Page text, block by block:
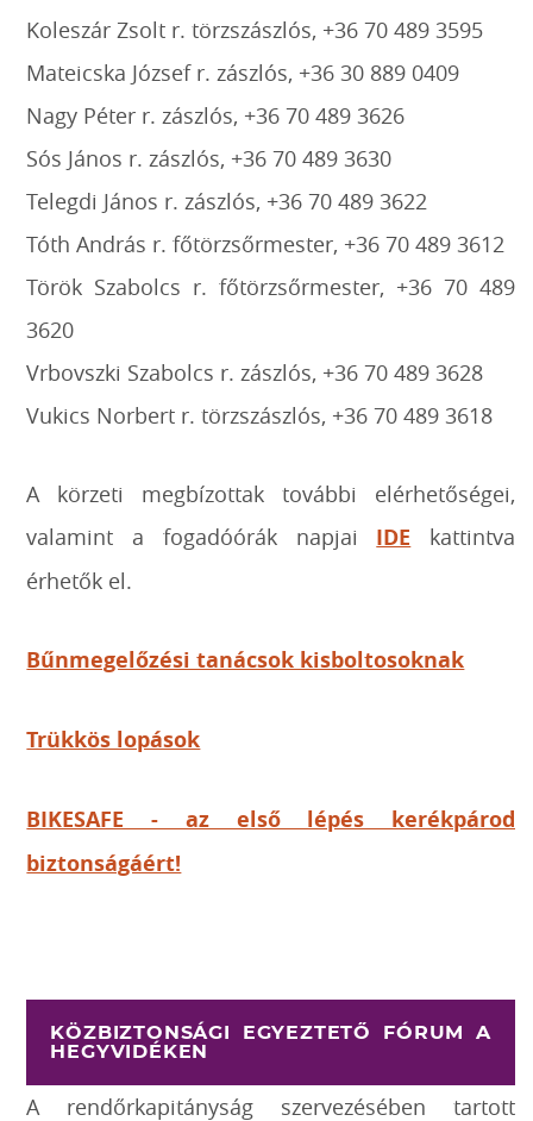
Koleszár Zsolt r. törzszászlós, +36 70 489 3595
Mateicska József r. zászlós, +36 30 889 0409
Nagy Péter r. zászlós, +36 70 489 3626
Sós János r. zászlós, +36 70 489 3630
Telegdi János r. zászlós, +36 70 489 3622
Tóth András r. főtörzsőrmester, +36 70 489 3612
Török Szabolcs r. főtörzsőrmester, +36 70 489
3620
Vrbovszki Szabolcs r. zászlós, +36 70 489 3628
Vukics Norbert r. törzszászlós, +36 70 489 3618
A körzeti megbízottak további elérhetőségei,
valamint a fogadóórák napjai IDE kattintva
érhetők el.
Bűnmegelőzési tanácsok kisboltosoknak
Trükkös lopások
BIKESAFE - az első lépés kerékpárod
biztonságáért!
KÖZBIZTONSÁGI EGYEZTETŐ FÓRUM A
HEGYVIDÉKEN
A rendőrkapitányság szervezésében tartott